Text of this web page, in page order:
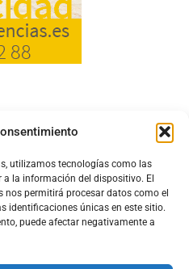
utilizamos tecnologías como las
la información del dispositivo. El
permitirá procesar datos como el
identificaciones únicas en este sitio.
puede afectar negativamente a